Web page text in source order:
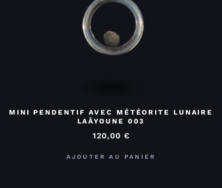
MINI PENDENTIF AVEC MÉTÉORITE LUNAIRE
LAÂYOUNE 003
120,00 €
AJOUTER AU PANIER